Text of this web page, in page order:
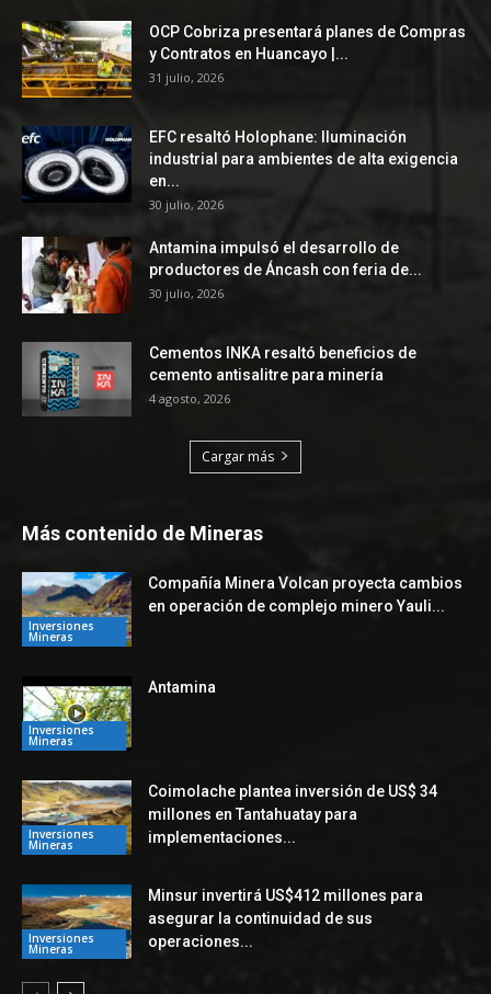
OCP Cobriza presentará planes de Compras
y Contratos en Huancayo |...
31 julio, 2026
EFC resaltó Holophane: Iluminación
industrial para ambientes de alta exigencia
en...
30 julio, 2026
Antamina impulsó el desarrollo de
productores de Áncash con feria de...
30 julio, 2026
Cementos INKA resaltó beneficios de
cemento antisalitre para minería
4 agosto, 2026
Cargar más
Más contenido de Mineras
Inversiones
Mineras
Compañía Minera Volcan proyecta cambios
en operación de complejo minero Yauli...
Inversiones
Mineras
Antamina
Inversiones
Mineras
Coimolache plantea inversión de US$ 34
millones en Tantahuatay para
implementaciones...
Inversiones
Mineras
Minsur invertirá US$412 millones para
asegurar la continuidad de sus
operaciones...